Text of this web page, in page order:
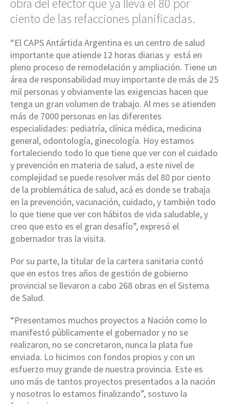
obra del efector que ya lleva el 80 por
ciento de las refacciones planificadas.
“El CAPS Antártida Argentina es un centro de salud
importante que atiende 12 horas diarias y está en
pleno proceso de remodelación y ampliación. Tiene un
área de responsabilidad muy importante de más de 25
mil personas y obviamente las exigencias hacen que
tenga un gran volumen de trabajo. Al mes se atienden
más de 7000 personas en las diferentes
especialidades: pediatría, clínica médica, medicina
general, odontología, ginecología. Hoy estamos
fortaleciendo todo lo que tiene que ver con el cuidado
y prevención en materia de salud, a este nivel de
complejidad se puede resolver más del 80 por ciento
de la problemática de salud, acá es donde se trabaja
en la prevención, vacunación, cuidado, y también todo
lo que tiene que ver con hábitos de vida saludable, y
creo que esto es el gran desafío”, expresó el
gobernador tras la visita.
Por su parte, la titular de la cartera sanitaria contó
que en estos tres años de gestión de gobierno
provincial se llevaron a cabo 268 obras en el Sistema
de Salud.
“Presentamos muchos proyectos a Nación como lo
manifestó públicamente el gobernador y no se
realizaron, no se concretaron, nunca la plata fue
enviada. Lo hicimos con fondos propios y con un
esfuerzo muy grande de nuestra provincia. Este es
uno más de tantos proyectos presentados a la nación
y nosotros lo estamos finalizando”, sostuvo la